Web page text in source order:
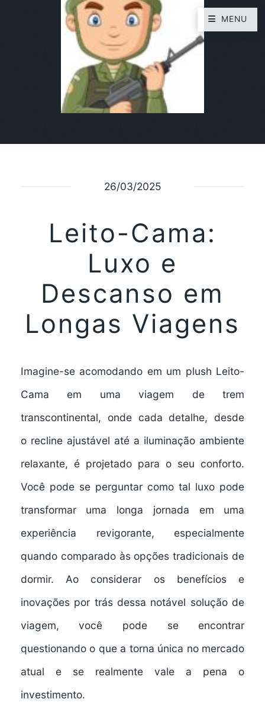
26/03/2025
Leito-Cama:
Luxo e
Descanso em
Longas Viagens
Imagine-se acomodando em um plush Leito-
Cama em uma viagem de trem
transcontinental, onde cada detalhe, desde
o recline ajustável até a iluminação ambiente
relaxante, é projetado para o seu conforto.
Você pode se perguntar como tal luxo pode
transformar uma longa jornada em uma
experiência revigorante, especialmente
quando comparado às opções tradicionais de
dormir. Ao considerar os benefícios e
inovações por trás dessa notável solução de
viagem, você pode se encontrar
questionando o que a torna única no mercado
atual e se realmente vale a pena o
investimento.
MENU